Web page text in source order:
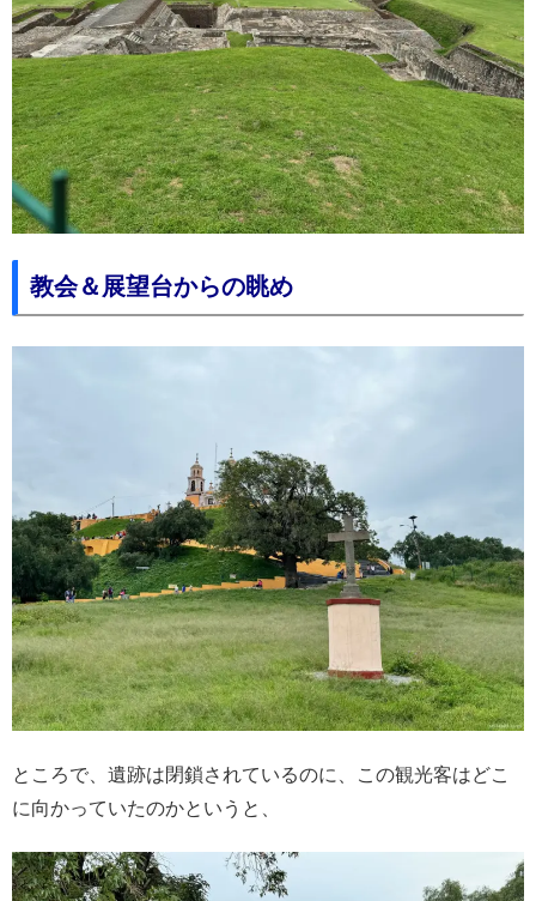
教会＆展望台からの眺め
ところで、遺跡は閉鎖されているのに、この観光客はどこ
に向かっていたのかというと、